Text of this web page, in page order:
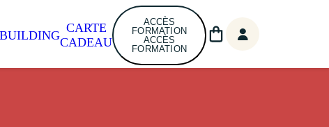
CARTE
CADEAU
ACCÈS
FORMATION
ACCÈS
FORMATION